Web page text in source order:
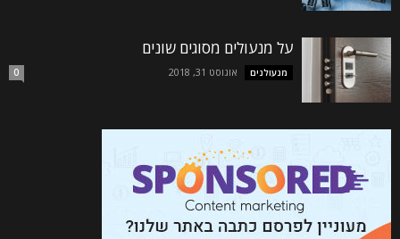
על מנעולים מסוגים שונים
מנעולנים אוגוסט 31, 2018 0